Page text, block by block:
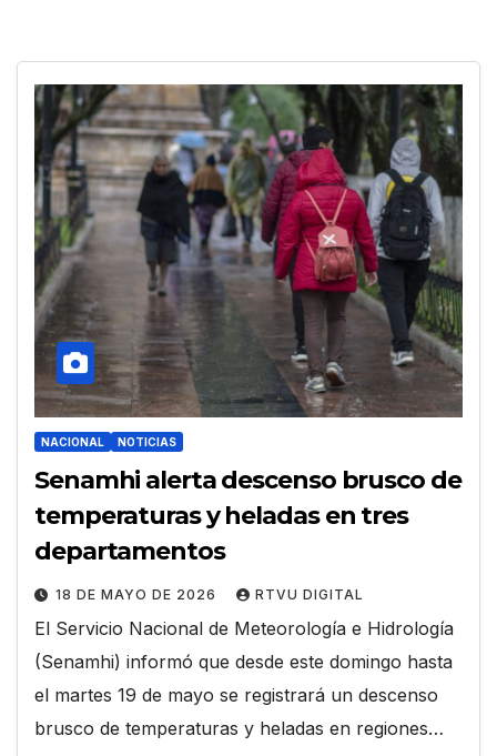
NACIONAL NOTICIAS
Senamhi alerta descenso brusco de
temperaturas y heladas en tres
departamentos
18 DE MAYO DE 2026 RTVU DIGITAL
El Servicio Nacional de Meteorología e Hidrología
(Senamhi) informó que desde este domingo hasta
el martes 19 de mayo se registrará un descenso
brusco de temperaturas y heladas en regiones…